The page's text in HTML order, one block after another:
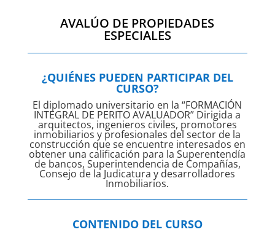
AVALÚO DE PROPIEDADES
ESPECIALES
¿QUIÉNES PUEDEN PARTICIPAR DEL
CURSO?
El diplomado universitario en la “FORMACIÓN
INTEGRAL DE PERITO AVALUADOR” Dirigida a
arquitectos, ingenieros civiles, promotores
inmobiliarios y profesionales del sector de la
construcción que se encuentre interesados en
obtener una calificación para la Superentendía
de bancos, Superintendencia de Compañías,
Consejo de la Judicatura y desarrolladores
Inmobiliarios.
CONTENIDO DEL CURSO